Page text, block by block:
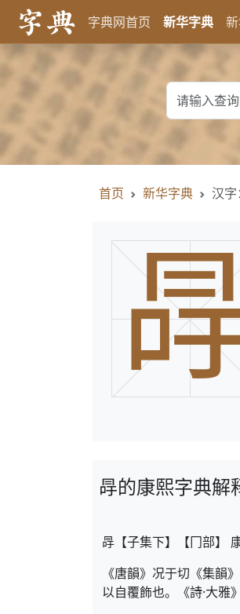
字典网首页 新华字典
首页 新华字典 汉
冔的康熙字典解
冔【子集下】【冂部】
《唐韻》况于切《集韻
以自覆飾也。《詩·大雅